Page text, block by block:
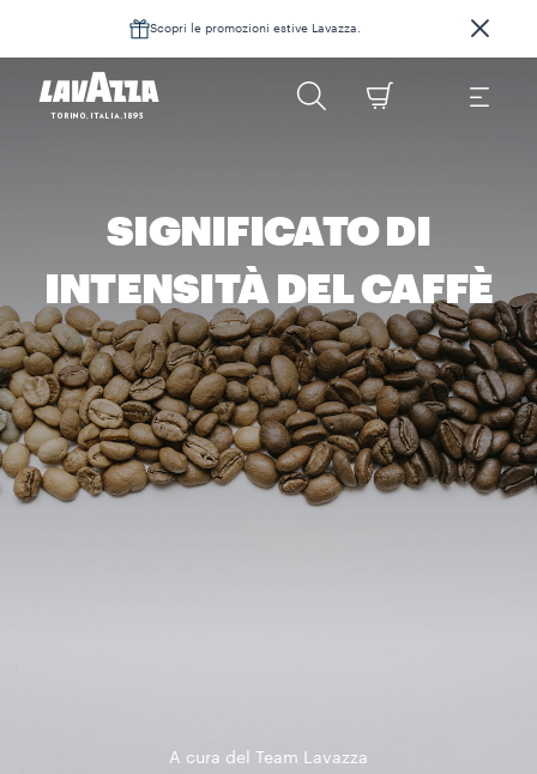
Scopri le promozioni estive Lavazza.
SIGNIFICATO DI
INTENSITÀ DEL CAFFÈ
A cura del Team Lavazza